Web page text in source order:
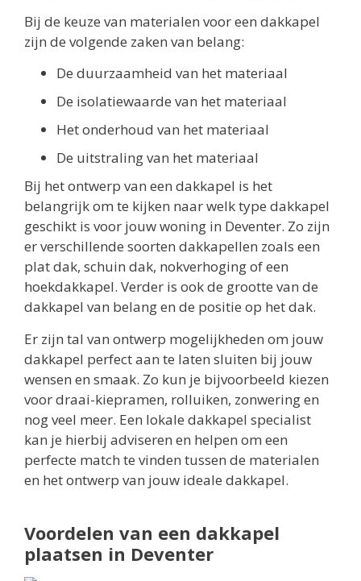
Bij de keuze van materialen voor een dakkapel
zijn de volgende zaken van belang:
De duurzaamheid van het materiaal
De isolatiewaarde van het materiaal
Het onderhoud van het materiaal
De uitstraling van het materiaal
Bij het ontwerp van een dakkapel is het
belangrijk om te kijken naar welk type dakkapel
geschikt is voor jouw woning in Deventer. Zo zijn
er verschillende soorten dakkapellen zoals een
plat dak, schuin dak, nokverhoging of een
hoekdakkapel. Verder is ook de grootte van de
dakkapel van belang en de positie op het dak.
Er zijn tal van ontwerp mogelijkheden om jouw
dakkapel perfect aan te laten sluiten bij jouw
wensen en smaak. Zo kun je bijvoorbeeld kiezen
voor draai-kiepramen, rolluiken, zonwering en
nog veel meer. Een lokale dakkapel specialist
kan je hierbij adviseren en helpen om een
perfecte match te vinden tussen de materialen
en het ontwerp van jouw ideale dakkapel.
Voordelen van een dakkapel
plaatsen in Deventer